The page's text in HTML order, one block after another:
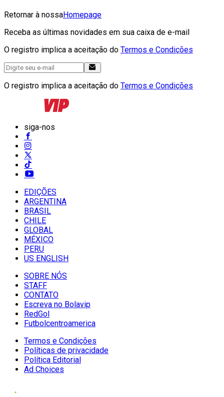
Retornar à nossaHomepage
Receba as últimas novidades em sua caixa de e-mail
O registro implica a aceitação do Termos e Condições
O registro implica a aceitação do Termos e Condições
siga-nos
EDIÇÕES
ARGENTINA
BRASIL
CHILE
GLOBAL
MÉXICO
PERU
US ENGLISH
SOBRE NÓS
STAFF
CONTATO
Escreva no Bolavip
RedGol
Futbolcentroamerica
Termos e Condições
Políticas de privacidade
Política Editorial
Ad Choices